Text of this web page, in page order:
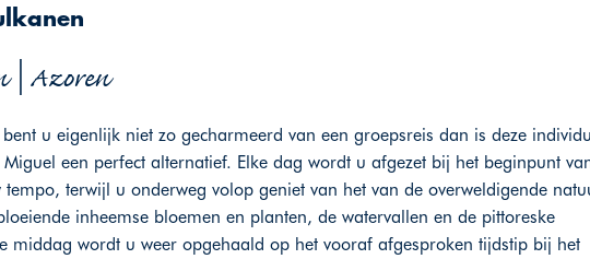
| Azoren
u eigenlijk niet zo gecharmeerd van een groepsreis dan is deze
een perfect alternatief. Elke dag wordt u afgezet bij het beginpunt
terwijl u onderweg volop geniet van het van de overweldigende
inheemse bloemen en planten, de watervallen en de pittoreske
middag wordt u weer opgehaald op het vooraf afgesproken tijdstip bij het